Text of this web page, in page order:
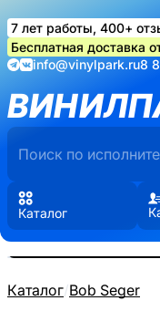
7 лет работы, 400+
Бесплатная доставка
info@vinylpark.ru8
Каталог
Каталог/Bob Seger
Реальные фото
Нажмите, чтобы